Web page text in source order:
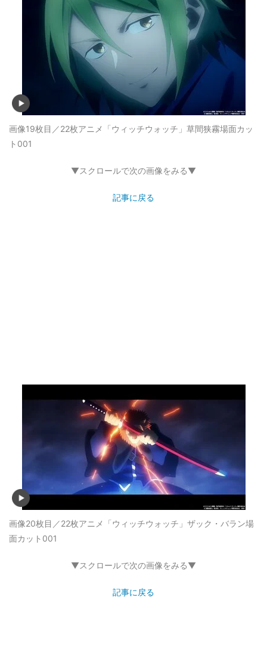
画像19枚目／22枚アニメ「ウィッチウォッチ」草間狭霧場面カッ
ト001
▼スクロールで次の画像をみる▼
記事に戻る
画像20枚目／22枚アニメ「ウィッチウォッチ」ザック・バラン場
面カット001
▼スクロールで次の画像をみる▼
記事に戻る